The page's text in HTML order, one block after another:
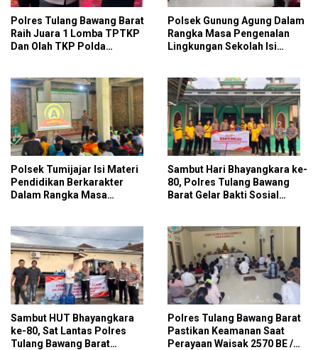
Polres Tulang Bawang Barat
Raih Juara 1 Lomba TPTKP
Dan Olah TKP Polda
Presisi
Polsek Gunung Agung Dalam
Rangka Masa Pengenalan
Lingkungan Sekolah Isi
Polsek Tumijajar Isi Materi
Pendidikan Berkarakter
Dalam Rangka Masa
Sambut Hari Bhayangkara ke-
80, Polres Tulang Bawang
Barat Gelar Bakti Sosial
Sambut HUT Bhayangkara
ke-80, Sat Lantas Polres
Tulang Bawang Barat
Polres Tulang Bawang Barat
Pastikan Keamanan Saat
Perayaan Waisak 2570 BE /